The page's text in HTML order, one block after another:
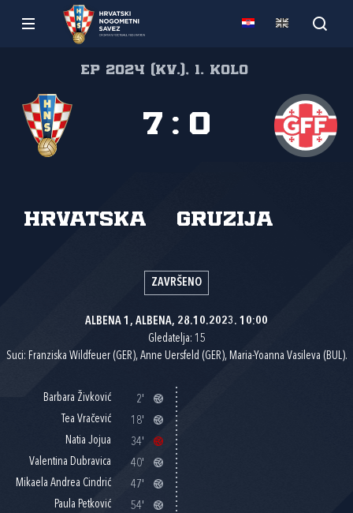
EP 2024 (kv.), 1. kolo
Hrvatska Gruzija
7 : 0
ZAVRŠENO
ALBENA 1, ALBENA, 28.10.2023. 10:00
Gledatelja: 15
Suci: Franziska Wildfeuer (GER), Anne Uersfeld (GER), Maria-Yoanna Vasileva (BUL).
Barbara Živković
2'
Tea Vračević
18'
Natia Jojua
34'
Valentina Dubravica
40'
Mikaela Andrea Cindrić
47'
Paula Petković
54'